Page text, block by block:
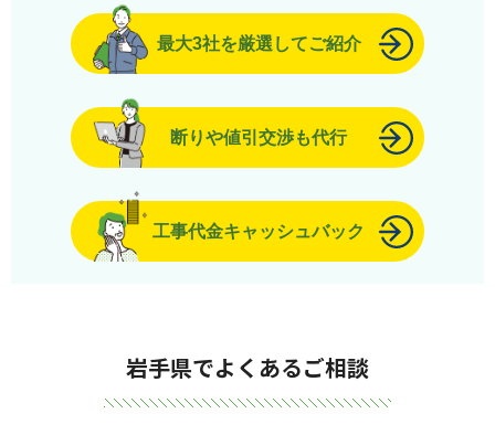
最大3社を厳選してご紹介
断りや値引交渉も代行
工事代金キャッシュバック
岩手県でよくあるご相談